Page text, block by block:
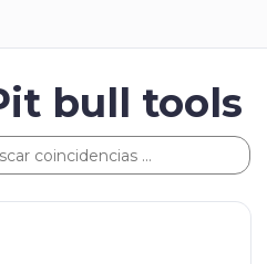
bull tools